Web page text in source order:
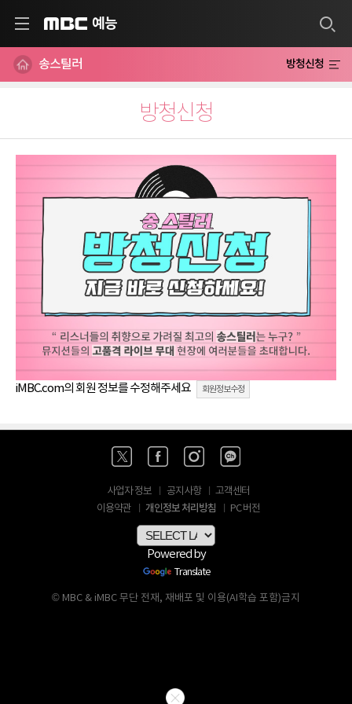
예능
송스틸러 방청신청
방청신청
iMBC.com의 회원 정보를 수정해주세요 회원정보수정
사업자 정보 공지사항
고객센터
이용약관
개인정보 처리방침 PC 버전
Powered by
Translate
© MBC & iMBC 무단 전재, 재배포 및 이용(AI학습 포함)금지